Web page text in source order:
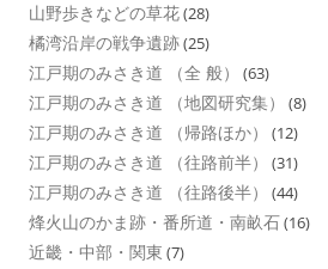
山野歩きなどの草花(28)
橘湾沿岸の戦争遺跡(25)
江戸期のみさき道 （全 般） (63)
江戸期のみさき道 （地図研究集） (8)
江戸期のみさき道 （帰路ほか） (12)
江戸期のみさき道 （往路前半） (31)
江戸期のみさき道 （往路後半） (44)
烽火山のかま跡・番所道・南畝石(16)
近畿・中部・関東 (7)